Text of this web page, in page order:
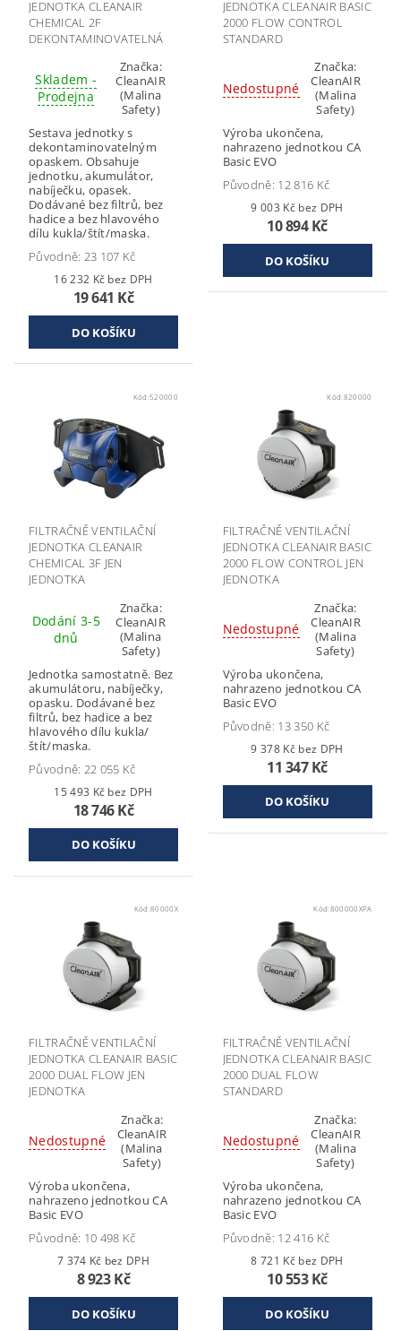
JEDNOTKA CLEANAIR
CHEMICAL 2F
DEKONTAMINOVATELNÁ
Skladem -
Prodejna
Značka:
CleanAIR
(Malina
Safety)
Sestava jednotky s
dekontaminovatelným
opaskem. Obsahuje
jednotku, akumulátor,
nabíječku, opasek.
Dodávané bez filtrů, bez
hadice a bez hlavového
dílu kukla/štít/maska.
Původně: 23 107 Kč
16 232 Kč bez DPH
19 641 Kč
JEDNOTKA CLEANAIR BASIC
2000 FLOW CONTROL
STANDARD
Nedostupné
Značka:
CleanAIR
(Malina
Safety)
Výroba ukončena,
nahrazeno jednotkou CA
Basic EVO
Původně: 12 816 Kč
9 003 Kč bez DPH
10 894 Kč
Kód:520000
FILTRAČNĚ VENTILAČNÍ
JEDNOTKA CLEANAIR
CHEMICAL 3F JEN
JEDNOTKA
Dodání 3-5
dnů
Značka:
CleanAIR
(Malina
Safety)
Jednotka samostatně. Bez
akumulátoru, nabíječky,
opasku. Dodávané bez
filtrů, bez hadice a bez
hlavového dílu kukla/
štít/maska.
Původně: 22 055 Kč
15 493 Kč bez DPH
18 746 Kč
Kód: 820000
FILTRAČNĚ VENTILAČNÍ
JEDNOTKA CLEANAIR BASIC
2000 FLOW CONTROL JEN
JEDNOTKA
Nedostupné
Značka:
CleanAIR
(Malina
Safety)
Výroba ukončena,
nahrazeno jednotkou CA
Basic EVO
Původně: 13 350 Kč
9 378 Kč bez DPH
11 347 Kč
Kód:80000X
FILTRAČNĚ VENTILAČNÍ
JEDNOTKA CLEANAIR BASIC
2000 DUAL FLOW JEN
JEDNOTKA
Nedostupné
Značka:
CleanAIR
(Malina
Safety)
Výroba ukončena,
nahrazeno jednotkou CA
Basic EVO
Původně: 10 498 Kč
7 374 Kč bez DPH
8 923 Kč
Kód: 800000XPA
FILTRAČNĚ VENTILAČNÍ
JEDNOTKA CLEANAIR BASIC
2000 DUAL FLOW
STANDARD
Nedostupné
Značka:
CleanAIR
(Malina
Safety)
Výroba ukončena,
nahrazeno jednotkou CA
Basic EVO
Původně: 12 416 Kč
8 721 Kč bez DPH
10 553 Kč